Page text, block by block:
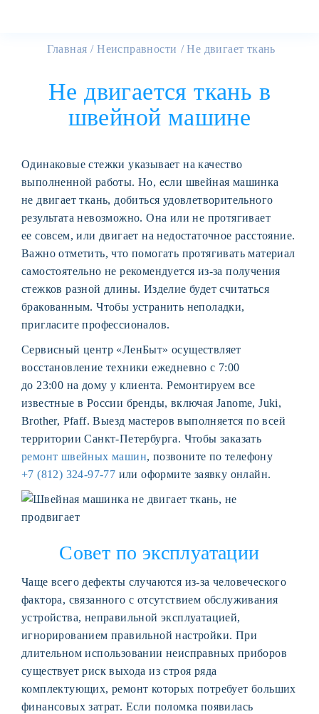
Главная Неисправности Не двигает ткань
Не двигается ткань в
швейной машине
Одинаковые стежки указывает на качество
выполненной работы. Но, если швейная машинка
не двигает ткань, добиться удовлетворительного
результата невозможно. Она или не протягивает
ее совсем, или двигает на недостаточное расстояние.
Важно отметить, что помогать протягивать материал
самостоятельно не рекомендуется из-за получения
стежков разной длины. Изделие будет считаться
бракованным. Чтобы устранить неполадки,
пригласите профессионалов.
Сервисный центр «ЛенБыт» осуществляет
восстановление техники ежедневно с 7:00
до 23:00 на дому у клиента. Ремонтируем все
известные в России бренды, включая Janome, Juki,
Brother, Pfaff. Выезд мастеров выполняется по всей
территории Санкт-Петербурга. Чтобы заказать
ремонт швейных машин, позвоните по телефону
+7 (812) 324-97-77 или оформите заявку онлайн.
Совет по эксплуатации
Чаще всего дефекты случаются из-за человеческого
фактора, связанного с отсутствием обслуживания
устройства, неправильной эксплуатацией,
игнорированием правильной настройки. При
длительном использовании неисправных приборов
существует риск выхода из строя ряда
комплектующих, ремонт которых потребует больших
финансовых затрат. Если поломка появилась